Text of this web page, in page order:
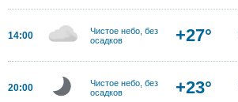
14:00
Чистое небо, без
осадков
+27°
20:00
Чистое небо, без
осадков
+23°